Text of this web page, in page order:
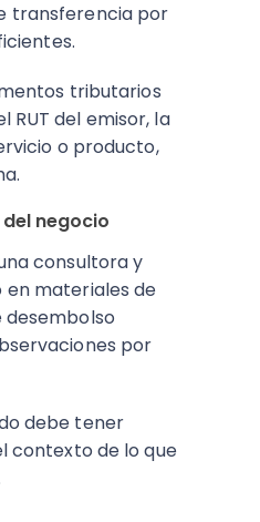
transferencia por
tributarios
RUT del emisor, la
o producto,
negocio
consultora y
materiales de
por
debe tener
contexto de lo que